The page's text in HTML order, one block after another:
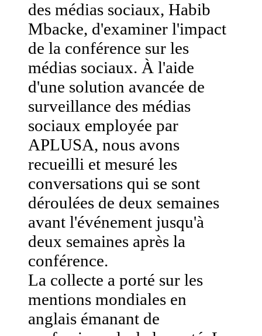
des médias sociaux, Habib
Mbacke, d'examiner l'impact
de la conférence sur les
médias sociaux. À l'aide
d'une solution avancée de
surveillance des médias
sociaux employée par
APLUSA, nous avons
recueilli et mesuré les
conversations qui se sont
déroulées de deux semaines
avant l'événement jusqu'à
deux semaines après la
conférence.
La collecte a porté sur les
mentions mondiales en
anglais émanant de